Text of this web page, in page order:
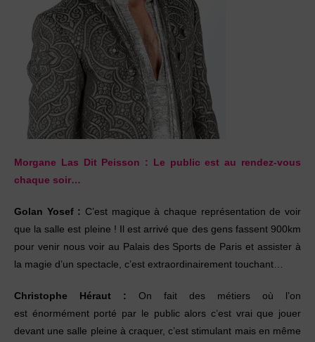
Morgane Las Dit Peisson : Le public est au rendez-vous
chaque soir…
Golan Yosef : C’est magique à chaque représentationde voir
que la salle est pleine ! Il est arrivéque des gens fassent 900km
pour venir nous voir au Palais des Sports de Paris et assister à
la magie d’un spectacle, c’est extraordinairement touchant…
Christophe Héraut : On fait des métiers où l’on
est énormément porté par le public alors c’est vraique jouer
devant une salle pleine à craquer, c’eststimulant mais en même